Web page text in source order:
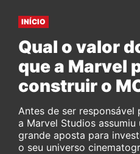
INÍCIO
Qual o valor
que a Marvel
construir o
Antes de ser responsável
a Marvel Studios
grande aposta para
o seu universo